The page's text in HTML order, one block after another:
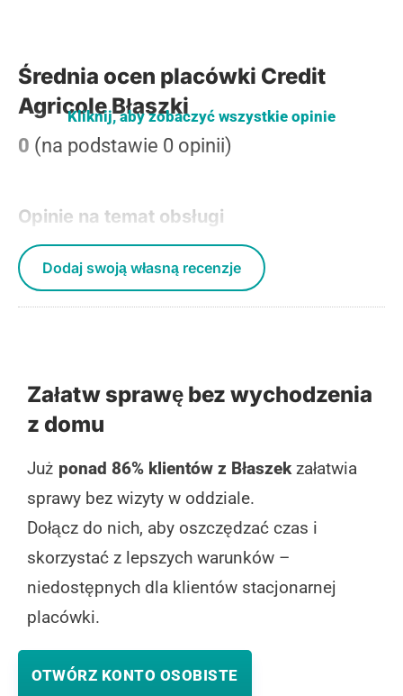
Średnia ocen placówki Credit
Agricole Błaszki
0 (na podstawie 0 opinii)
Opinie na temat obsługi
Kliknij, aby zobaczyć wszystkie opinie
Dodaj swoją własną recenzje
Załatw sprawę bez wychodzenia
z domu
Już ponad 86% klientów z Błaszekzałatwia
sprawy bez wizyty w oddziale.
Dołącz do nich, aby oszczędzać czas i
skorzystać z lepszych warunków –
niedostępnych dla klientów stacjonarnej
placówki.
OTWÓRZ KONTO OSOBISTE